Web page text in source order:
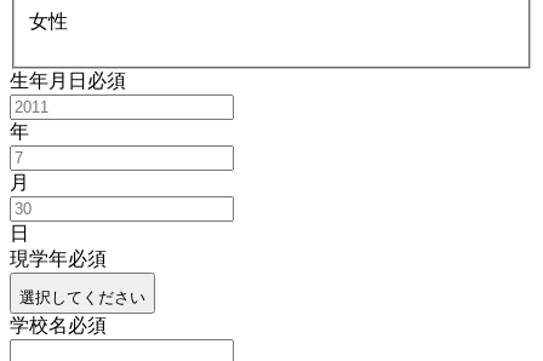
女性
生年月日 必須
年
月
日
現学年必須
選択してください
学校名必須